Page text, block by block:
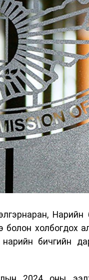
холбогдох
бичгийн